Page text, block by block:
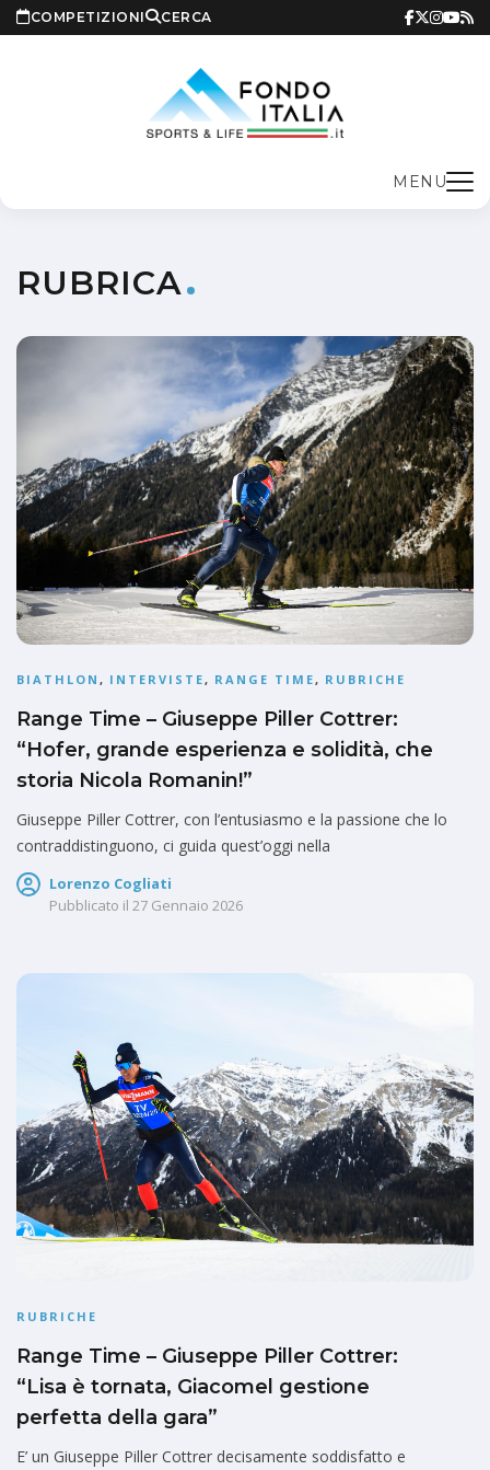
COMPETIZIONI CERCA
MENU
RUBRICA
BIATHLON , INTERVISTE, RANGE TIME, RUBRICHE
Range Time – Giuseppe Piller Cottrer:
“Hofer, grande esperienza e solidità, che
storia Nicola Romanin!”
Giuseppe Piller Cottrer, con l’entusiasmo e la passione che lo
contraddistinguono, ci guida quest’oggi nella
Lorenzo Cogliati
Pubblicato il 27 Gennaio 2026
RUBRICHE
Range Time – Giuseppe Piller Cottrer:
“Lisa è tornata, Giacomel gestione
perfetta della gara”
E’ un Giuseppe Piller Cottrer decisamente soddisfatto e